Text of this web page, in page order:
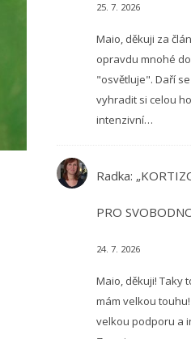
25. 7. 2026
Maio, děkuji za
opravdu mnohé
"osvětluje". Daří
vyhradit si celou
intenzivní…
Radka:
PRO
24. 7. 2026
Maio, děkuji! Taky
mám velkou
velkou podporu a